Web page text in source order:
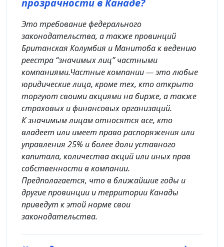
Это требование федерального
законодательства, а также провинций
Британская Колумбия и Манитоба к ведению
реестра “значимых лиц” частными
компаниями.Частные компании — это любые
юридические лица, кроме тех, кто открыто
торгуют своими акциями на бирже, а также
страховых и финансовых организаций.
К значимым лицам относятся все, кто
владеет или имеет право распоряжения или
управления 25% и более доли уставного
капитала, количества акций или иных прав
собственности в компании.
Предполагается, что в ближайшие годы и
другие провинции и территории Канады
приведут к этой норме свои
законодательства.